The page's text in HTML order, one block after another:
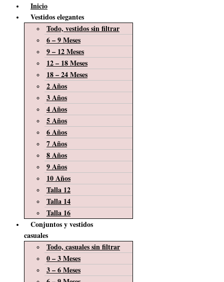
Inicio
Vestidos elegantes
Todo, vestidos sin filtrar
6 – 9 Meses
9 – 12 Meses
12 – 18 Meses
18 – 24 Meses
2 Años
3 Años
4 Años
5 Años
6 Años
7 Años
8 Años
9 Años
10 Años
Talla 12
Talla 14
Talla 16
Conjuntos y vestidos
casuales
Todo, casuales sin filtrar
0 – 3 Meses
3 – 6 Meses